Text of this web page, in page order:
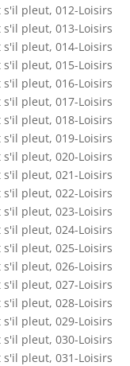
s'il pleut, 012-Loisirs
s'il pleut, 013-Loisirs
s'il pleut, 014-Loisirs
s'il pleut, 015-Loisirs
s'il pleut, 016-Loisirs
s'il pleut, 017-Loisirs
s'il pleut, 018-Loisirs
s'il pleut, 019-Loisirs
s'il pleut, 020-Loisirs
s'il pleut, 021-Loisirs
s'il pleut, 022-Loisirs
s'il pleut, 023-Loisirs
s'il pleut, 024-Loisirs
s'il pleut, 025-Loisirs
s'il pleut, 026-Loisirs
s'il pleut, 027-Loisirs
s'il pleut, 028-Loisirs
s'il pleut, 029-Loisirs
s'il pleut, 030-Loisirs
s'il pleut, 031-Loisirs